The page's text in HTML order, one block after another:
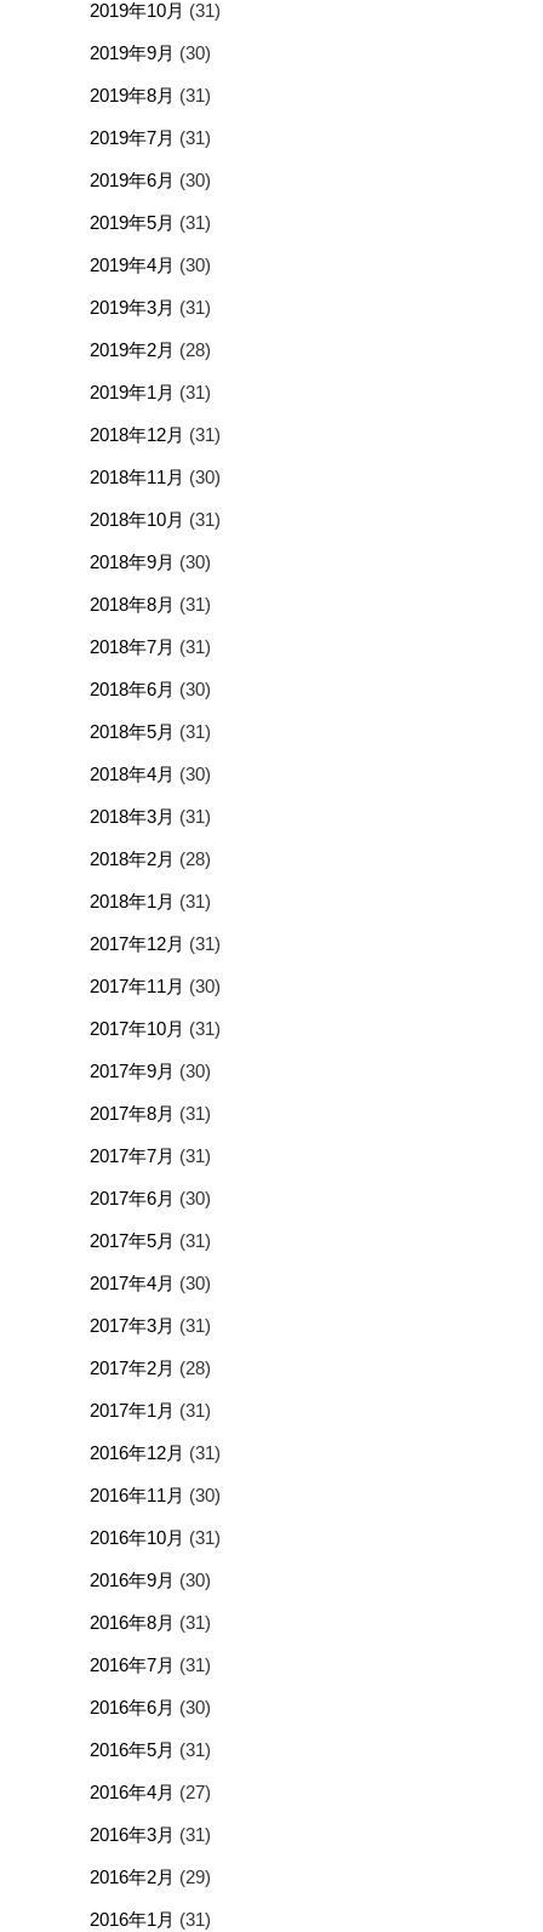
2019年10月 (31)
2019年9月 (30)
2019年8月 (31)
2019年7月 (31)
2019年6月 (30)
2019年5月 (31)
2019年4月 (30)
2019年3月 (31)
2019年2月 (28)
2019年1月 (31)
2018年12月 (31)
2018年11月 (30)
2018年10月 (31)
2018年9月 (30)
2018年8月 (31)
2018年7月 (31)
2018年6月 (30)
2018年5月 (31)
2018年4月 (30)
2018年3月 (31)
2018年2月 (28)
2018年1月 (31)
2017年12月 (31)
2017年11月 (30)
2017年10月 (31)
2017年9月 (30)
2017年8月 (31)
2017年7月 (31)
2017年6月 (30)
2017年5月 (31)
2017年4月 (30)
2017年3月 (31)
2017年2月 (28)
2017年1月 (31)
2016年12月 (31)
2016年11月 (30)
2016年10月 (31)
2016年9月 (30)
2016年8月 (31)
2016年7月 (31)
2016年6月 (30)
2016年5月 (31)
2016年4月 (27)
2016年3月 (31)
2016年2月 (29)
2016年1月 (31)